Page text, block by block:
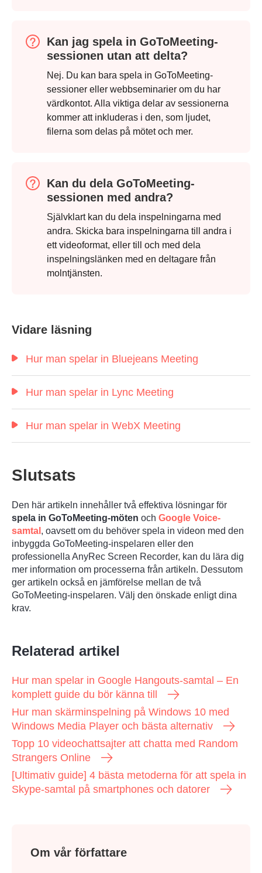
Kan jag spela in GoToMeeting-
sessionen utan att delta?
Nej. Du kan bara spela in GoToMeeting-
sessioner eller webbseminarier om du har
värdkontot. Alla viktiga delar av sessionerna
kommer att inkluderas i den, som ljudet,
filerna som delas på mötet och mer.
Kan du dela GoToMeeting-
sessionen med andra?
Självklart kan du dela inspelningarna med
andra. Skicka bara inspelningarna till andra i
ett videoformat, eller till och med dela
inspelningslänken med en deltagare från
molntjänsten.
Vidare läsning
Hur man spelar in Bluejeans Meeting
Hur man spelar in Lync Meeting
Hur man spelar in WebX Meeting
Slutsats
Den här artikeln innehåller två effektiva lösningar för
spela in GoToMeeting-möten och Google Voice-
samtal , oavsett om du behöver spela in videon med den
inbyggda GoToMeeting-inspelaren eller den
professionella AnyRec Screen Recorder, kan du lära dig
mer information om processerna från artikeln. Dessutom
ger artikeln också en jämförelse mellan de två
GoToMeeting-inspelaren. Välj den önskade enligt dina
krav.
Relaterad artikel
Hur man spelar in Google Hangouts-samtal – En
komplett guide du bör känna till
Hur man skärminspelning på Windows 10 med
Windows Media Player och bästa alternativ
Topp 10 videochattsajter att chatta med Random
Strangers Online
[Ultimativ guide] 4 bästa metoderna för att spela in
Skype-samtal på smartphones och datorer
Om vår författare